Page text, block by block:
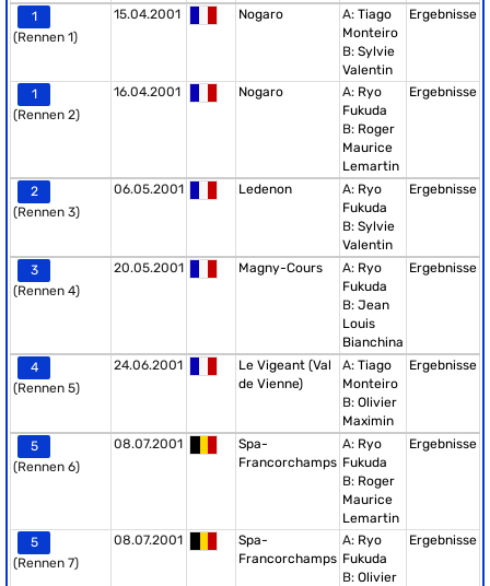
1
(Rennen 1)
15.04.2001 Nogaro A: Tiago
Monteiro
B: Sylvie
Valentin
Ergebnisse
1
(Rennen 2)
16.04.2001 Nogaro A: Ryo
Fukuda
B: Roger
Maurice
Lemartin
Ergebnisse
2
(Rennen 3)
06.05.2001 Ledenon A: Ryo
Fukuda
B: Sylvie
Valentin
Ergebnisse
3
(Rennen 4)
20.05.2001 Magny-Cours A: Ryo
Fukuda
B: Jean
Louis
Bianchina
Ergebnisse
4
(Rennen 5)
24.06.2001
Le Vigeant (Val
de Vienne)
A: Tiago
Monteiro
B: Olivier
Maximin
Ergebnisse
5
(Rennen 6)
08.07.2001
Spa-
Francorchamps
A: Ryo
Fukuda
B: Roger
Maurice
Lemartin
Ergebnisse
5
(Rennen 7)
08.07.2001
Spa-
Francorchamps
A: Ryo
Fukuda
B: Olivier
Ergebnisse